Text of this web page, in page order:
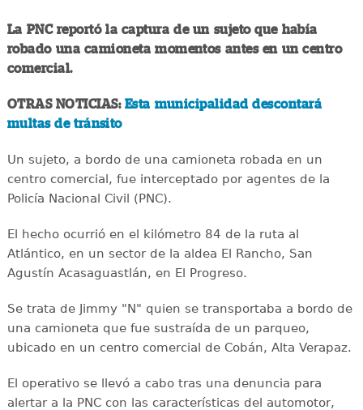
La PNC reportó la captura de un sujeto que había
robado una camioneta momentos antes en un centro
comercial.
OTRAS NOTICIAS: Esta municipalidad descontará
multas de tránsito
Un sujeto, a bordo de una camioneta robada en un
centro comercial, fue interceptado por agentes de la
Policía Nacional Civil (PNC).
El hecho ocurrió en el kilómetro 84 de la ruta al
Atlántico, en un sector de la aldea El Rancho, San
Agustín Acasaguastlán, en El Progreso.
Se trata de Jimmy "N" quien se transportaba a bordo de
una camioneta que fue sustraída de un parqueo,
ubicado en un centro comercial de Cobán, Alta Verapaz.
El operativo se llevó a cabo tras una denuncia para
alertar a la PNC con las características del automotor,